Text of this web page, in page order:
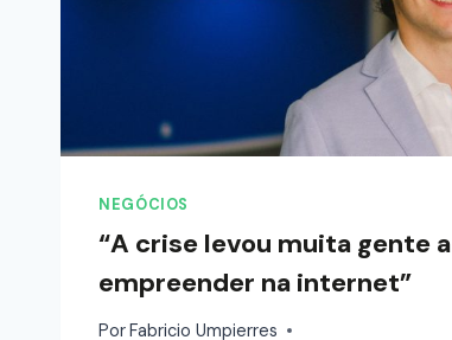
NEGÓCIOS
“A crise levou muita gente a
empreender na internet”
PorFabricio Umpierres